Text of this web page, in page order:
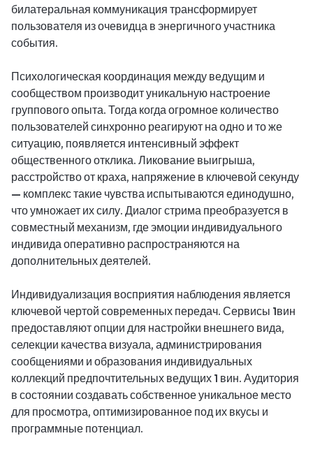
билатеральная коммуникация трансформирует
пользователя из очевидца в энергичного участника
события.
Психологическая координация между ведущим и
сообществом производит уникальную настроение
группового опыта. Тогда когда огромное количество
пользователей синхронно реагируют на одно и то же
ситуацию, появляется интенсивный эффект
общественного отклика. Ликование выигрыша,
расстройство от краха, напряжение в ключевой секунду
— комплекс такие чувства испытываются единодушно,
что умножает их силу. Диалог стрима преобразуется в
совместный механизм, где эмоции индивидуального
индивида оперативно распространяются на
дополнительных деятелей.
Индивидуализация восприятия наблюдения является
ключевой чертой современных передач. Сервисы 1вин
предоставляют опции для настройки внешнего вида,
селекции качества визуала, администрирования
сообщениями и образования индивидуальных
коллекций предпочтительных ведущих 1 вин. Аудитория
в состоянии создавать собственное уникальное место
для просмотра, оптимизированное под их вкусы и
программные потенциал.